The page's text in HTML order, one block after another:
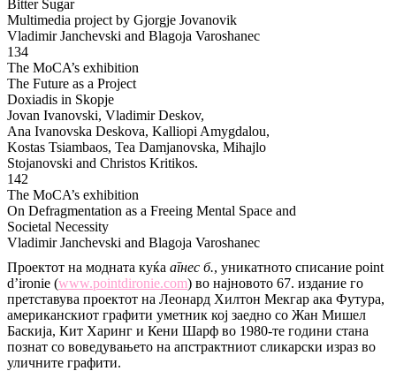
Bitter Sugar
Multimedia project by Gjorgje Jovanovik
Vladimir Janchevski and Blagoja Varoshanec
134
The MoCA’s exhibition
The Future as a Project
Doxiadis in Skopje
Jovan Ivanovski, Vladimir Deskov,
Ana Ivanovska Deskova, Kalliopi Amygdalou,
Kostas Tsiambaos, Tea Damjanovska, Mihajlo
Stojanovski and Christos Kritikos.
142
The MoCA’s exhibition
On Defragmentation as a Freeing Mental Space and
Societal Necessity
Vladimir Janchevski and Blagoja Varoshanec
Проектот на модната куќа агнес б., уникатното списание point
d’ironie (www.pointdironie.com) во најновото 67. издание го
претставува проектот на Леонард Хилтон Мекгар ака Футура,
американскиот графити уметник кој заедно со Жан Мишел
Баскија, Кит Харинг и Кени Шарф во 1980-те години стана
познат со воведувањето на апстрактниот сликарски израз во
уличните графити.